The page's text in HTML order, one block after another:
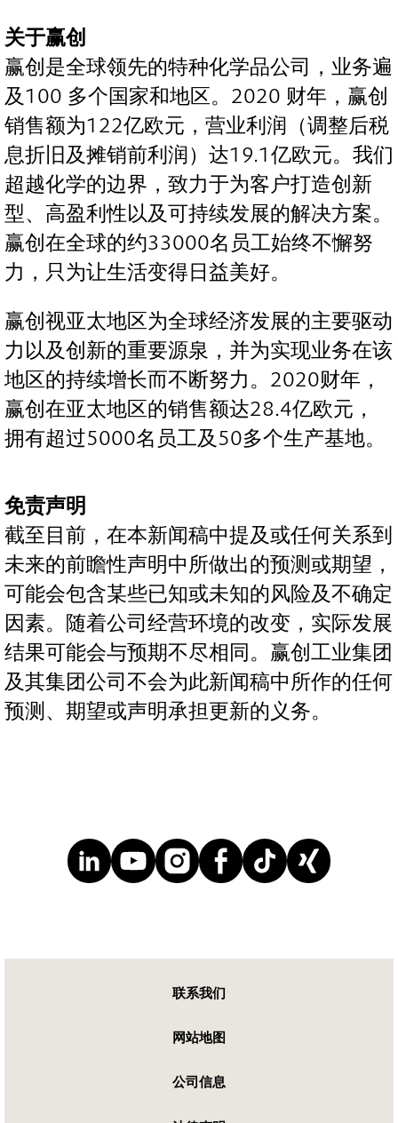
关于赢创
赢创是全球领先的特种化学品公司，业务遍
及100 多个国家和地区。2020 财年，赢创
销售额为122亿欧元，营业利润（调整后税
息折旧及摊销前利润）达19.1亿欧元。我们
超越化学的边界，致力于为客户打造创新
型、高盈利性以及可持续发展的解决方案。
赢创在全球的约33000名员工始终不懈努
力，只为让生活变得日益美好。
赢创视亚太地区为全球经济发展的主要驱动
力以及创新的重要源泉，并为实现业务在该
地区的持续增长而不断努力。2020财年，
赢创在亚太地区的销售额达28.4亿欧元，
拥有超过5000名员工及50多个生产基地。
免责声明
截至目前，在本新闻稿中提及或任何关系到
未来的前瞻性声明中所做出的预测或期望，
可能会包含某些已知或未知的风险及不确定
因素。随着公司经营环境的改变，实际发展
结果可能会与预期不尽相同。赢创工业集团
及其集团公司不会为此新闻稿中所作的任何
预测、期望或声明承担更新的义务。
联系我们
网站地图
公司信息